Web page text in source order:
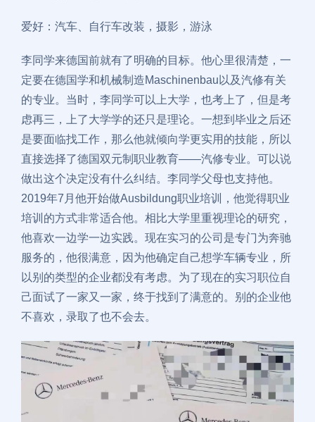
爱好：汽车、自行车改装，摄影，游泳
李同学来德国前就有了明确的目标。他心里很清楚，一
定要在德国学和机械制造Maschinenbau以及汽修有关
的专业。当时，李同学可以上大学，也考上了，但是考
虑再三，上了大学学的还只是理论。一想到毕业之后还
是要面临找工作，那么他就倾向学更实用的技能，所以
直接选择了德国双元制职业教育——汽修专业。可以说
做出这个决定没有什么纠结。李同学父母也支持他。
2019年7月他开始做Ausbildung职业培训，他觉得职业
培训的方式非常适合他。相比大学里重视理论的研究，
他喜欢一边学一边实践。现在实习的公司是专门为奔驰
服务的，他很满意，因为他确定自己想学车辆专业，所
以别的类型的企业都没有考虑。为了现在的实习职位自
己面试了一家又一家，终于找到了满意的。别的企业他
不喜欢，录取了也不会去。